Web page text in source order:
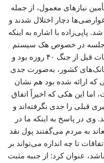
نیازهای معمول، از جمله
دچار اختلال شدند و
پاپی‌زاده با اشاره به اینکه
جلسه در خصوص هک سیستم
بانکی برگزار شد، بیان کرد: این جلسات قبل از جنگ ۴۰ روزه بود و
کشور، به‌صورت جدی
که ارائه شده بود هم نشان
این هکی که اخیراً اتفاق
قبلی را جدی نگرفته‌اند و
وی در پاسخ به اینکه ما در
به مردم می‌گفتند پول نقد
تا چه اندازه می‌تواند بر
عنوان کرد: از جنبه مثبت